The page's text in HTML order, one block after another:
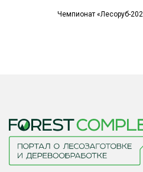
Чемпионат «Лесоруб-